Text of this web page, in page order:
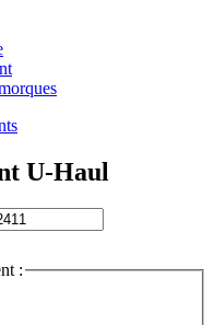
U-Haul
: